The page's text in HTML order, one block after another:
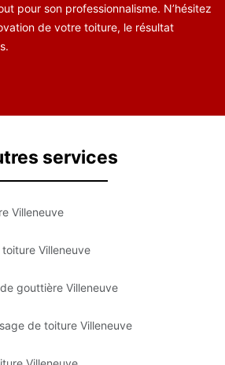
pour son professionnalisme. N’hésitez
de votre toiture, le résultat
services
Villeneuve
Villeneuve
gouttière Villeneuve
de toiture Villeneuve